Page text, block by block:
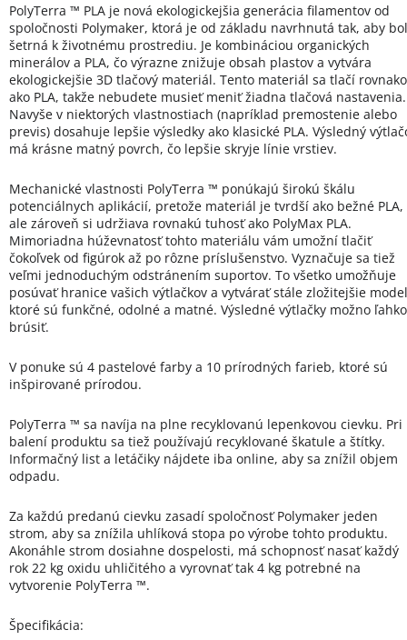
PolyTerra ™ PLA je nová ekologickejšia generácia filamentov od
spoločnosti Polymaker, ktorá je od základu navrhnutá tak, aby
šetrná k životnému prostrediu. Je kombináciou organických
minerálov a PLA, čo výrazne znižuje obsah plastov a vytvára
ekologickejšie 3D tlačový materiál. Tento materiál sa tlačí rovnako
ako PLA, takže nebudete musieť meniť žiadna tlačová nastavenia.
Navyše v niektorých vlastnostiach (napríklad premostenie alebo
previs) dosahuje lepšie výsledky ako klasické PLA. Výsledný
má krásne matný povrch, čo lepšie skryje línie vrstiev.
Mechanické vlastnosti PolyTerra ™ ponúkajú širokú škálu
potenciálnych aplikácií, pretože materiál je tvrdší ako bežné PLA,
ale zároveň si udržiava rovnakú tuhosť ako PolyMax PLA.
Mimoriadna húževnatosť tohto materiálu vám umožní tlačiť
čokoľvek od figúrok až po rôzne príslušenstvo. Vyznačuje sa tiež
veľmi jednoduchým odstránením suportov. To všetko umožňuje
posúvať hranice vašich výtlačkov a vytvárať stále zložitejšie
ktoré sú funkčné, odolné a matné. Výsledné výtlačky možno ľahko
brúsiť.
V ponuke sú 4 pastelové farby a 10 prírodných farieb, ktoré sú
inšpirované prírodou.
PolyTerra ™ sa navíja na plne recyklovanú lepenkovou cievku. Pri
balení produktu sa tiež používajú recyklované škatule a štítky.
Informačný list a letáčiky nájdete iba online, aby sa znížil objem
odpadu.
Za každú predanú cievku zasadí spoločnosť Polymaker jeden
strom, aby sa znížila uhlíková stopa po výrobe tohto produktu.
Akonáhle strom dosiahne dospelosti, má schopnosť nasať každý
rok 22 kg oxidu uhličitého a vyrovnať tak 4 kg potrebné na
vytvorenie PolyTerra ™.
Špecifikácia: